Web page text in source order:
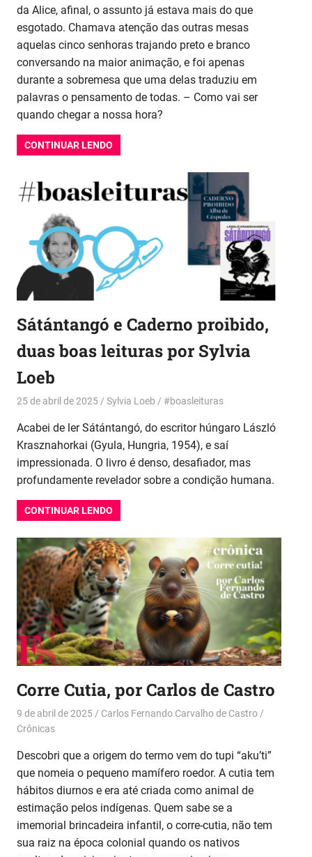
da Alice, afinal, o assunto já estava mais do que
esgotado. Chamava atenção das outras mesas
aquelas cinco senhoras trajando preto e branco
conversando na maior animação, e foi apenas
durante a sobremesa que uma delas traduziu em
palavras o pensamento de todas. – Como vai ser
quando chegar a nossa hora?
CONTINUAR LENDO
Sátántangó e Caderno proibido,
duas boas leituras por Sylvia
Loeb
25 de abril de 2025 Sylvia Loeb #boasleituras
Acabei de ler Sátántangó, do escritor húngaro László
Krasznahorkai (Gyula, Hungria, 1954), e saí
impressionada. O livro é denso, desafiador, mas
profundamente revelador sobre a condição humana.
CONTINUAR LENDO
Corre Cutia, por Carlos de Castro
9 de abril de 2025
Carlos Fernando Carvalho de Castro
Crônicas
Descobri que a origem do termo vem do tupi “aku’ti”
que nomeia o pequeno mamífero roedor. A cutia tem
hábitos diurnos e era até criada como animal de
estimação pelos indígenas. Quem sabe se a
imemorial brincadeira infantil, o corre-cutia, não tem
sua raiz na época colonial quando os nativos